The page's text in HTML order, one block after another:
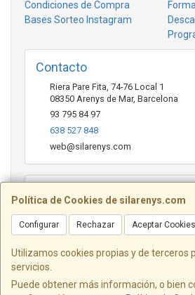
Política de Cookies de silarenys.com
Configurar Rechazar Aceptar Cookies
Utilizamos cookies propias y de terceros
servicios.
Puede obtener más información, o bien
Condiciones de Compra
Bases Sorteo Instagram
Contacto
Riera Pare Fita, 74-76 Local 1
08350 Arenys de Mar, Barcelona
93 795 84 97
638 527 848
web@silarenys.com
Horario
De lunes a viernes: Mañanas: de 10.00 a
de 17.00 a 20.00 Horas / Sábados de
Mar - BarcelonaTel. 638 527 848 -